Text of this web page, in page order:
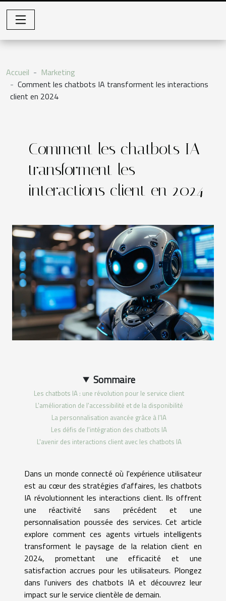
Accueil
Marketing
Comment les chatbots IA transforment les interactions
client en 2024
Comment les chatbots IA
transforment les
interactions client en 2024
Sommaire
Les chatbots IA : une révolution pour le service client
L'amélioration de l'accessibilité et de la disponibilité
La personnalisation avancée grâce à l'IA
Les défis de l'intégration des chatbots IA
L'avenir des interactions client avec les chatbots IA
Dans un monde connecté où l'expérience utilisateur
est au cœur des stratégies d'affaires, les chatbots
IA révolutionnent les interactions client. Ils offrent
une réactivité sans précédent et une
personnalisation poussée des services. Cet article
explore comment ces agents virtuels intelligents
transforment le paysage de la relation client en
2024, promettant une efficacité et une
satisfaction accrues pour les utilisateurs. Plongez
dans l'univers des chatbots IA et découvrez leur
impact sur le service clientèle de demain.